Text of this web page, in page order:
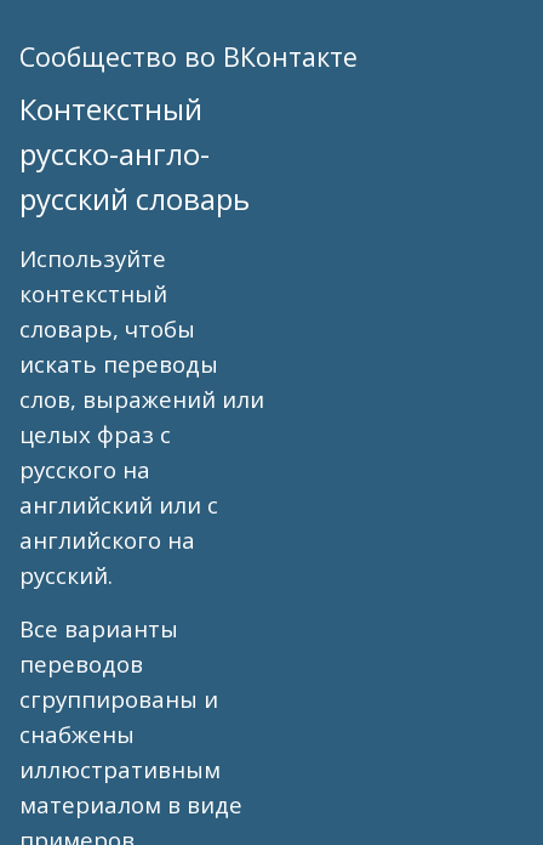
Сообщество во ВКонтакте
Контекстный
русско-англо-
русский словарь
Используйте
контекстный
словарь, чтобы
искать переводы
слов, выражений или
целых фраз с
русского на
английский или с
английского на
русский.
Все варианты
переводов
сгруппированы и
снабжены
иллюстративным
материалом в виде